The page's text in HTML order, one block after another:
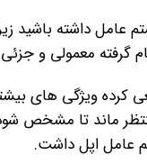
عامل داشته
گرفته معمولی و
ماند تا مشخص
عامل اپل داشت.